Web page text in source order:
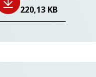
220,13 KB